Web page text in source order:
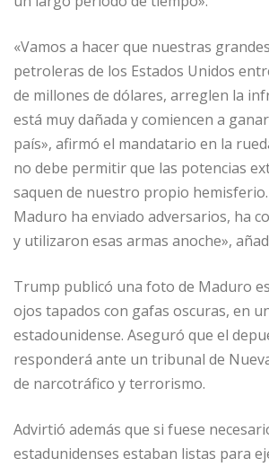
«Vamos a hacer que nuestras
petroleras de los Estados Unidos
de millones de dólares, arreglen la
está muy dañada y comiencen a
país», afirmó el mandatario en la
no debe permitir que las potencias
saquen de nuestro propio
Maduro ha enviado adversarios, ha
y utilizaron esas armas anoche»,
Trump publicó una foto de Maduro
ojos tapados con gafas oscuras, en
estadounidense. Aseguró que el
responderá ante un tribunal de
de narcotráfico y terrorismo.
Advirtió además que si fuese
estadunidenses estaban listas para